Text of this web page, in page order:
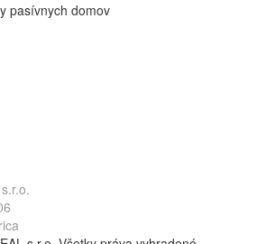
pasívnych domov